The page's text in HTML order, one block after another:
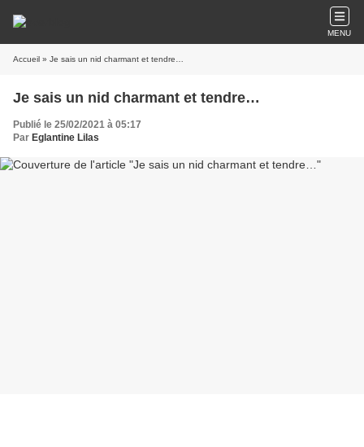
MENU
Accueil » Je sais un nid charmant et tendre…
Je sais un nid charmant et tendre…
Publié le 25/02/2021 à 05:17
Par Eglantine Lilas